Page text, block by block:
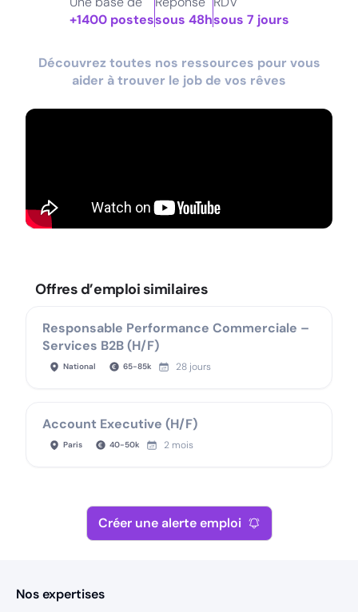
+1400 postessous 48hsous 7 jours
Découvrez toutes nos ressources pour vous
aider à trouver le job de vos rêves
Offres d’emploi similaires
Responsable Performance Commerciale –
Services B2B (H/F)
National 65-85k 28 jours
Account Executive (H/F)
Paris 40-50k 2 mois
Créer une alerte emploi
Nos expertises